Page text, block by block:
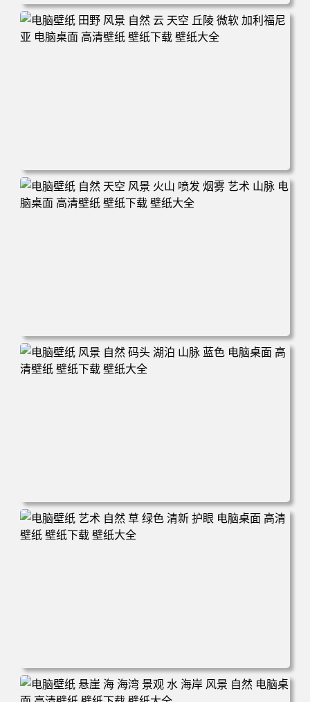
电脑壁纸 风景 村庄 丘陵 山脉 树木 阿尔卑斯山 自然 电脑桌
面 高清壁纸 壁纸下载 壁纸大全
电脑壁纸 田野 风景 自然 云 天空 丘陵 微软 加利福尼亚 电
脑桌面 高清壁纸 壁纸下载 壁纸大全
电脑壁纸 自然 天空 风景 火山 喷发 烟雾 艺术 山脉 电脑桌
面 高清壁纸 壁纸下载 壁纸大全
电脑壁纸 风景 自然 码头 湖泊 山脉 蓝色 电脑桌面 高清壁纸
壁纸下载 壁纸大全
电脑壁纸 艺术 自然 草 绿色 清新 护眼 电脑桌面 高清壁纸
壁纸下载 壁纸大全